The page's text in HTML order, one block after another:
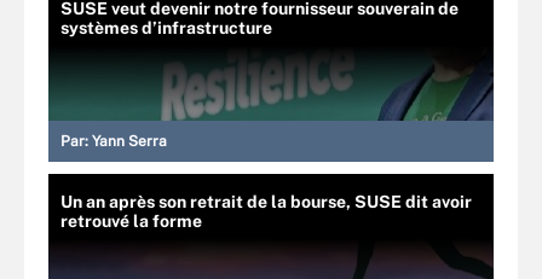
SUSE veut devenir notre fournisseur souverain de
systèmes d’infrastructure
Par: Yann Serra
Un an après son retrait de la bourse, SUSE dit avoir
retrouvé la forme